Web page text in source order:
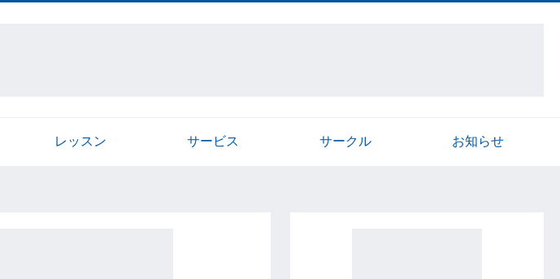
レッスン サービス サークル お知らせ